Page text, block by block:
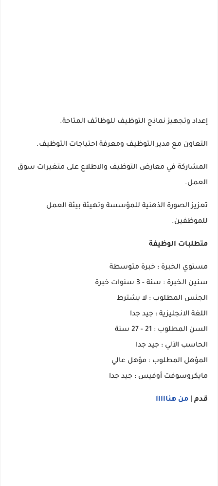
إعداد وتجهيز نماذج التوظيف للوظائف المتاحة.
التعاون مع مدير التوظيف ومعرفة احتياجات التوظيف.
المشاركة في معارض التوظيف والاطلاع على متغيرات سوق
العمل.
تعزيز الصورة الذهنية للمؤسسة وتهيئة بيئة العمل
للموظفين.
متطلبات الوظيفة
مستوي الخبرة : خبرة متوسطة
سنين الخبرة : سنة - ‎3 سنوات خبرة
الجنس المطلوب : لا يشترط
اللغة الانجليزية : جيد جدا
السن المطلوب : 21 - 27 سنة
الحاسب الآلي : جيد جدا
المؤهل المطلوب : مؤهل عالي
مايكروسوفت أوفيس : جيد جدا
قدم من هنااااا